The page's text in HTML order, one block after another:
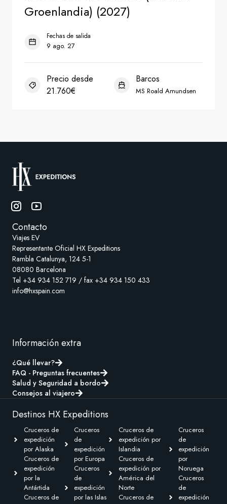
Contacto
Viajes EV
Representante Oficial HX Expeditions
Rambla Catalunya, 124 5-1
08080 Barcelona
Tel +34 934 152 719 / fax +34 934 150 433
info@hxspain.com
Información extra
¿Qué llevar?
FAQ - Preguntas frecuentes
Salud y Seguridad a bordo
Consejos al viajero
Destinos HX Expeditions
Cruceros de
expedición
por Alaska
Cruceros de
expedición
por la
Antártida
Cruceros de
Cruceros
de
expedición
por Europa
Cruceros
de
expedición
por las Islas
Cruceros de
expedición por
Islandia
Cruceros de
expedición por
América del
Norte
Cruceros de
Cruceros
de
expedición
por
Noruega
Cruceros
de
expedición